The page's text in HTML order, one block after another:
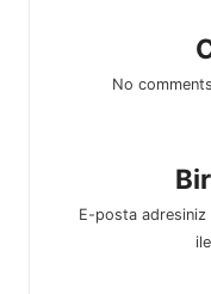
No
E-posta adresiniz